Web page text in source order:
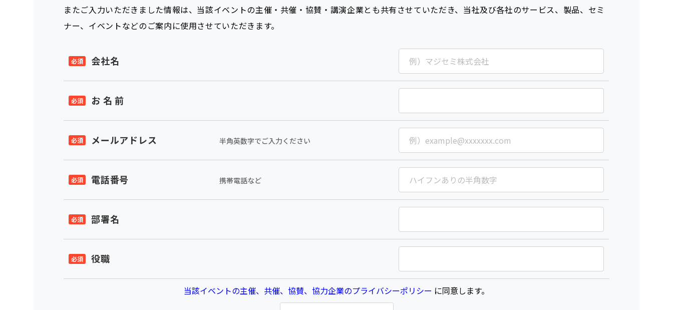
またご入力いただきました情報は、当該イベントの主催・共催・協賛・講演企業とも共有させていただき、当社及び各社のサービス、製品、セミ
ナー、イベントなどのご案内に使用させていただきます。
会社名
お 名 前
メールアドレス 半角英数字でご入力ください
電話番号 携帯電話など
部署名
役職
当該イベントの主催、共催、協賛、協力企業のプライバシーポリシー に同意します。